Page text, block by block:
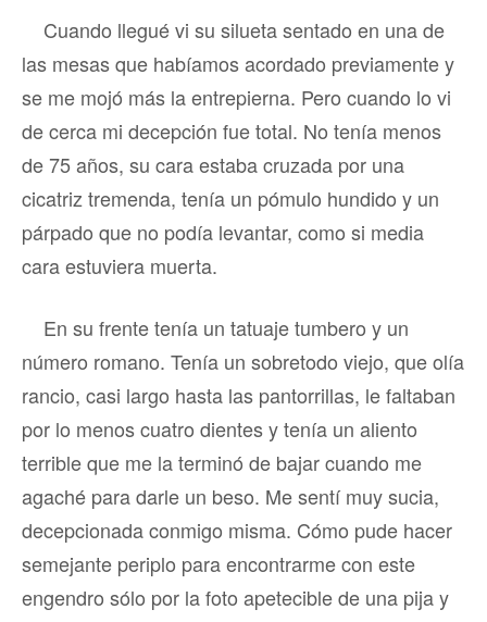
Cuando llegué vi su silueta sentado en una de
las mesas que habíamos acordado previamente y
se me mojó más la entrepierna. Pero cuando lo vi
de cerca mi decepción fue total. No tenía menos
de 75 años, su cara estaba cruzada por una
cicatriz tremenda, tenía un pómulo hundido y un
párpado que no podía levantar, como si media
cara estuviera muerta.
En su frente tenía un tatuaje tumbero y un
número romano. Tenía un sobretodo viejo, que olía
rancio, casi largo hasta las pantorrillas, le faltaban
por lo menos cuatro dientes y tenía un aliento
terrible que me la terminó de bajar cuando me
agaché para darle un beso. Me sentí muy sucia,
decepcionada conmigo misma. Cómo pude hacer
semejante periplo para encontrarme con este
engendro sólo por la foto apetecible de una pija y